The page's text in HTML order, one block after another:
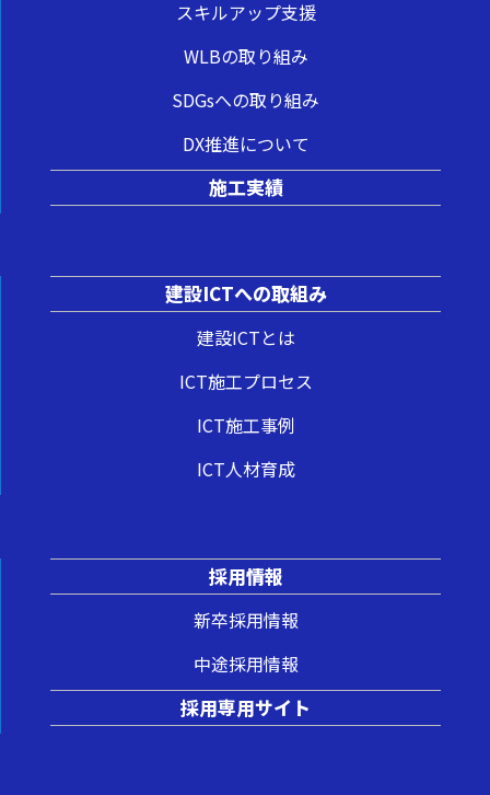
スキルアップ支援
WLBの取り組み
SDGsへの取り組み
DX推進について
施工実績
建設ICTへの取組み
建設ICTとは
ICT施工プロセス
ICT施工事例
ICT人材育成
採用情報
新卒採用情報
中途採用情報
採用専用サイト